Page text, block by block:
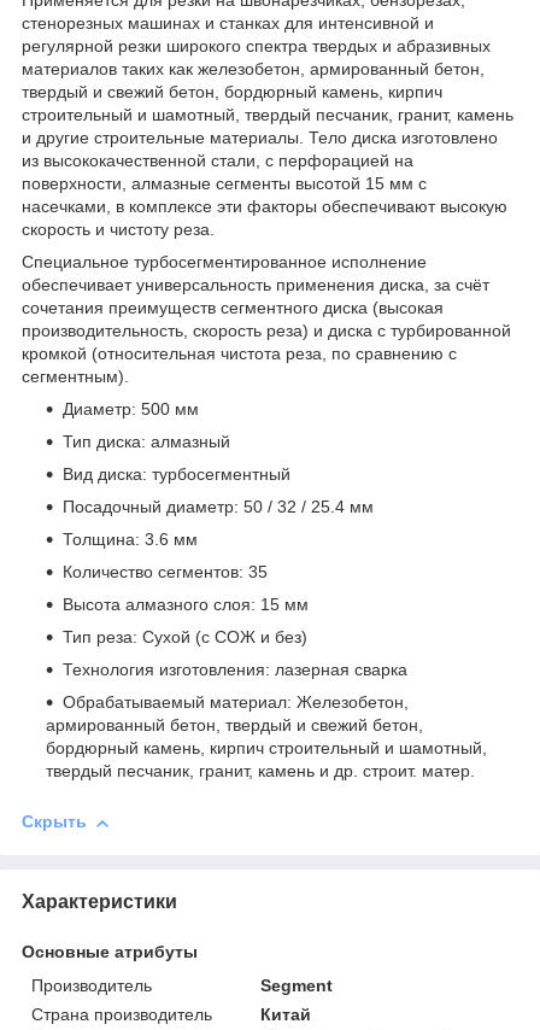
стенорезных машинах и станках для интенсивной и
регулярной резки широкого спектра твердых и абразивных
материалов таких как железобетон, армированный бетон,
твердый и свежий бетон, бордюрный камень, кирпич
строительный и шамотный, твердый песчаник, гранит, камень
и другие строительные материалы. Тело диска изготовлено
из высококачественной стали, с перфорацией на
поверхности, алмазные сегменты высотой 15 мм с
насечками, в комплексе эти факторы обеспечивают высокую
скорость и чистоту реза.
Специальное турбосегментированное исполнение
обеспечивает универсальность применения диска, за счёт
сочетания преимуществ сегментного диска (высокая
производительность, скорость реза) и диска с турбированной
кромкой (относительная чистота реза, по сравнению с
сегментным).
Диаметр: 500 мм
Тип диска: алмазный
Вид диска: турбосегментный
Посадочный диаметр: 50 / 32 / 25.4 мм
Толщина: 3.6 мм
Количество сегментов: 35
Высота алмазного слоя: 15 мм
Тип реза: Сухой (с СОЖ и без)
Технология изготовления: лазерная сварка
Обрабатываемый материал: Железобетон,
армированный бетон, твердый и свежий бетон,
бордюрный камень, кирпич строительный и шамотный,
твердый песчаник, гранит, камень и др. строит. матер.
Скрыть
Характеристики
Основные атрибуты
Производитель
Segment
Страна производитель
Китай